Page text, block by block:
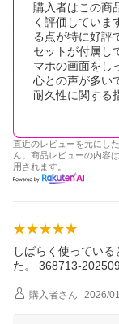
購入者はこの商
く評価していま
る点が特に好評
セットが付属し
マホの画面をし
心との声が多い
耐久性に関する
直近のレビューを元にし
ん。商品レビューの内容
用されます。
しばらく使ってい
た。 368713-
購入者さん 2026/